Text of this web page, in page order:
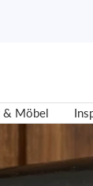
& Möbel